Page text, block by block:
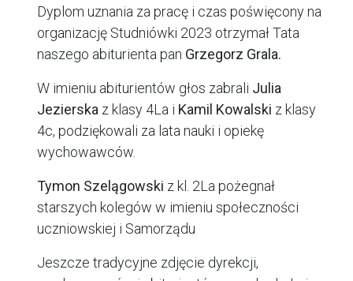
Dyplom uznania za pracę i czas poświęcony na
organizację Studniówki 2023 otrzymał Tata
naszego abiturienta pan Grzegorz Grala.
W imieniu abiturientów głos zabrali Julia
Jezierska z klasy 4La i Kamil Kowalski z klasy
4c, podziękowali za lata nauki i opiekę
wychowawców.
Tymon Szelągowski z kl. 2La pożegnał
starszych kolegów w imieniu społeczności
uczniowskiej i Samorządu
Jeszcze tradycyjne zdjęcie dyrekcji,